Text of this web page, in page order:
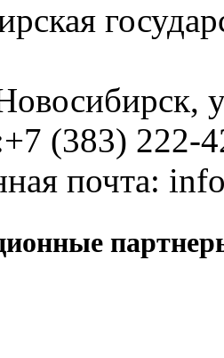
,
+7 (383) 222-
почта: